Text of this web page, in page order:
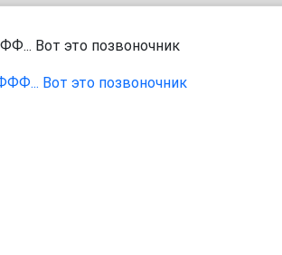
Вот это позвоночник